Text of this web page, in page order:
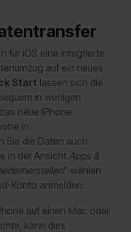
für iOS eine integrierte
auf ein neues
Start lassen sich die
in wenigen
neue iPhone
in
Sie die Daten auch
in der AnsichtApps &
” wählen
Konto anmelden.
auf einen Mac oder
kann dies